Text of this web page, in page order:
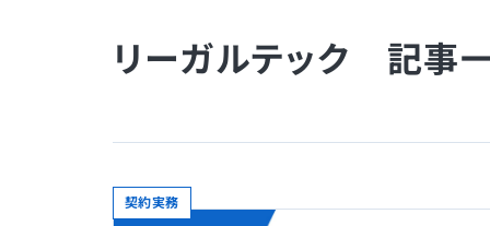
リーガルテック 記事
契約実務